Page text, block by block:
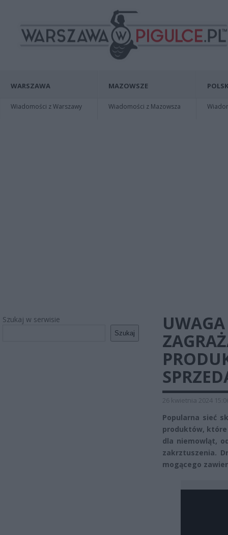
WARSZAWA
Wiadomości z Warszawy
MAZOWSZE
Wiadomości z Mazowsza
Szukaj w serwisie
Szukaj
26 kwietnia 2024
Popularna sieć
produktów, które
dla niemowląt,
zakrztuszenia.
mogącego